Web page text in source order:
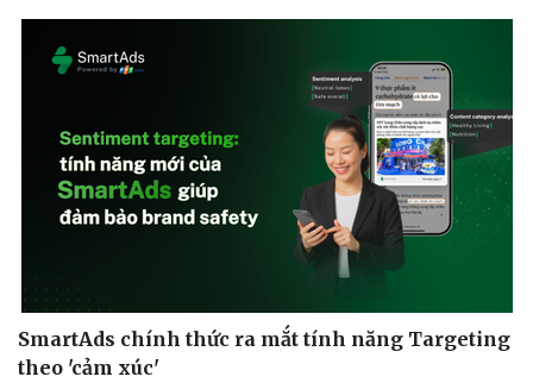
SmartAds chính thức ra mắt tính năng Targeting
theo 'cảm xúc'